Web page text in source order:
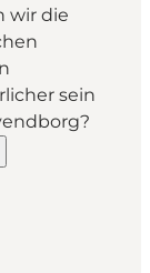
wir die
sein
& Turisme-